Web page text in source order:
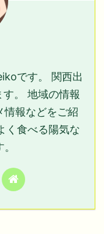
です。 関西出
。 地域の情報
情報などをご紹
く食べる陽気な